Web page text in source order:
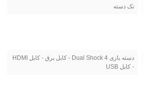
تک دسته
دسته بازی Dual Shock 4 - کابل برق - کابل HDMI
- کابل USB